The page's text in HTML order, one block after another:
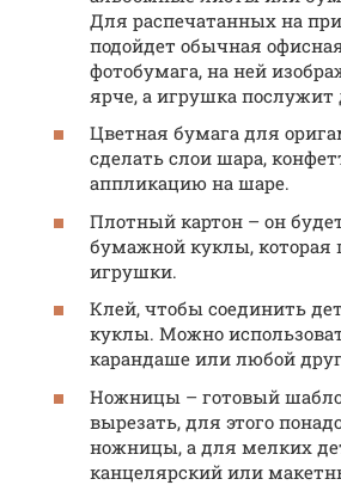
Для распечатанных на
подойдет обычная
фотобумага, на ней
ярче, а игрушка послужит
Цветная бумага для
сделать слои шара,
аппликацию на шаре.
Плотный картон – он
бумажной куклы, которая
игрушки.
Клей, чтобы соединить
куклы. Можно
карандаше или любой
Ножницы – готовый
вырезать, для этого
ножницы, а для мелких
канцелярский или